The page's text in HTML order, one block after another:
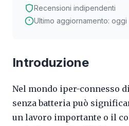
Recensioni indipendenti
Ultimo aggiornamento: oggi
Introduzione
Nel mondo iper-connesso
senza batteria può
un lavoro importante o il